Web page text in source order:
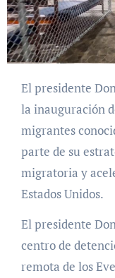
El presidente Donald Trump asistió este martes a
la inauguración
migrantes
parte de su
migratoria y
Estados Unidos.
El presidente
centro de
remota de los